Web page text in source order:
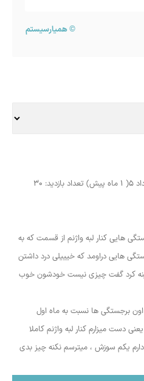
©همیارسیستم
تعداد بازدید: 30
برجستگی هایی کنار لبه واژنم از قسمت که به
هایی دراومد که خیییلی درد داشتن
کرد گفت چیزی نیست خودشون خوب
اون برجستگی ها نسبت به ماه اول
دست میزارم کنار لبه واژنم کاملا
یکم سوزش ، میترسم نکنه چیز بدی